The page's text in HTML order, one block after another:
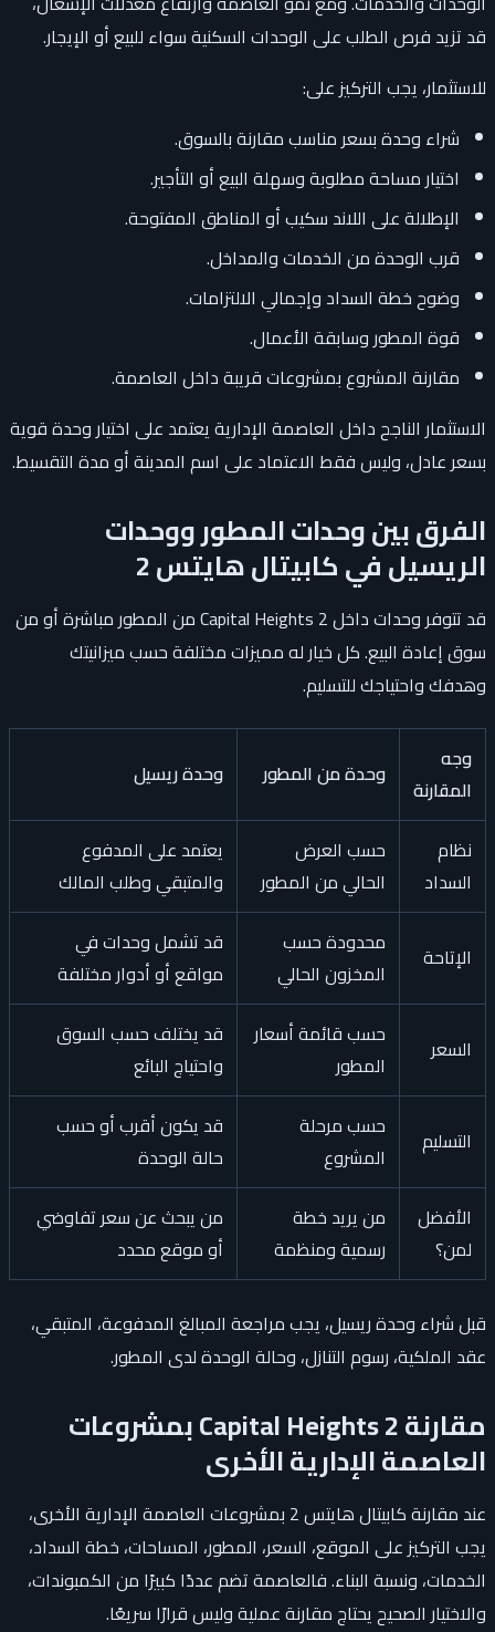
قد تزيد فرص الطلب على الوحدات السكنية سواء للبيع أو الإيجار.
للاستثمار، يجب التركيز على:
شراء وحدة بسعر مناسب مقارنة بالسوق.
اختيار مساحة مطلوبة وسهلة البيع أو التأجير.
الإطلالة على اللاند سكيب أو المناطق المفتوحة.
قرب الوحدة من الخدمات والمداخل.
وضوح خطة السداد وإجمالي الالتزامات.
قوة المطور وسابقة الأعمال.
مقارنة المشروع بمشروعات قريبة داخل العاصمة.
الاستثمار الناجح داخل العاصمة الإدارية يعتمد على اختيار وحدة قوية
بسعر عادل، وليس فقط الاعتماد على اسم المدينة أو مدة التقسيط.
الفرق بين وحدات المطور ووحدات
الريسيل في كابيتال هايتس 2
قد تتوفر وحدات داخل Capital Heights 2 من المطور مباشرة أو من
سوق إعادة البيع. كل خيار له مميزات مختلفة حسب ميزانيتك
وهدفك واحتياجك للتسليم.
وجه
المقارنة
وحدة من المطور وحدة ريسيل
نظام
السداد
حسب العرض
الحالي من المطور
يعتمد على المدفوع
والمتبقي وطلب المالك
الإتاحة
محدودة حسب
المخزون الحالي
قد تشمل وحدات في
مواقع أو أدوار مختلفة
السعر
حسب قائمة أسعار
المطور
قد يختلف حسب السوق
واحتياج البائع
التسليم
حسب مرحلة
المشروع
قد يكون أقرب أو حسب
حالة الوحدة
الأفضل
لمن؟
من يريد خطة
رسمية ومنظمة
من يبحث عن سعر تفاوضي
أو موقع محدد
قبل شراء وحدة ريسيل، يجب مراجعة المبالغ المدفوعة، المتبقي،
عقد الملكية، رسوم التنازل، وحالة الوحدة لدى المطور.
مقارنة Capital Heights 2 بمشروعات
العاصمة الإدارية الأخرى
عند مقارنة كابيتال هايتس 2 بمشروعات العاصمة الإدارية الأخرى،
يجب التركيز على الموقع، السعر، المطور، المساحات، خطة السداد،
الخدمات، ونسبة البناء. فالعاصمة تضم عددًا كبيرًا من الكمبوندات،
والاختيار الصحيح يحتاج مقارنة عملية وليس قرارًا سريعًا.